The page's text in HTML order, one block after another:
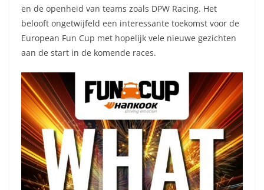
en de openheid van teams zoals DPW Racing. Het
belooft ongetwijfeld een interessante toekomst voor de
European Fun Cup met hopelijk vele nieuwe gezichten
aan de start in de komende races.